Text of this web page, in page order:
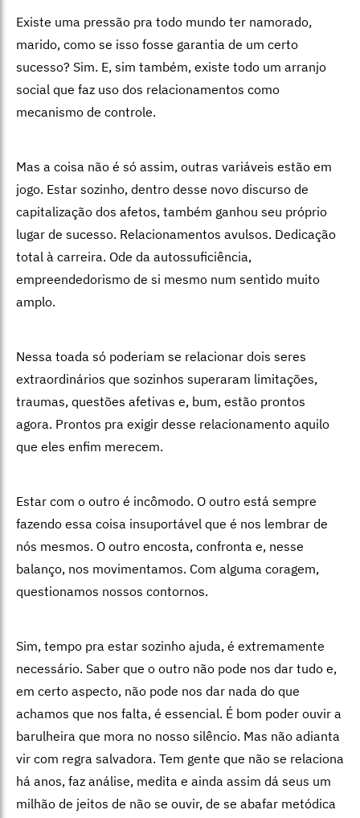
Existe uma pressão pra todo mundo ter namorado,
marido, como se isso fosse garantia de um certo
sucesso? Sim. E, sim também, existe todo um arranjo
social que faz uso dos relacionamentos como
mecanismo de controle.
Mas a coisa não é só assim, outras variáveis estão em
jogo. Estar sozinho, dentro desse novo discurso de
capitalização dos afetos, também ganhou seu próprio
lugar de sucesso. Relacionamentos avulsos. Dedicação
total à carreira. Ode da autossuficiência,
empreendedorismo de si mesmo num sentido muito
amplo.
Nessa toada só poderiam se relacionar dois seres
extraordinários que sozinhos superaram limitações,
traumas, questões afetivas e, bum, estão prontos
agora. Prontos pra exigir desse relacionamento aquilo
que eles enfim merecem.
Estar com o outro é incômodo. O outro está sempre
fazendo essa coisa insuportável que é nos lembrar de
nós mesmos. O outro encosta, confronta e, nesse
balanço, nos movimentamos. Com alguma coragem,
questionamos nossos contornos.
Sim, tempo pra estar sozinho ajuda, é extremamente
necessário. Saber que o outro não pode nos dar tudo e,
em certo aspecto, não pode nos dar nada do que
achamos que nos falta, é essencial. É bom poder ouvir a
barulheira que mora no nosso silêncio. Mas não adianta
vir com regra salvadora. Tem gente que não se relaciona
há anos, faz análise, medita e ainda assim dá seus um
milhão de jeitos de não se ouvir, de se abafar metódica